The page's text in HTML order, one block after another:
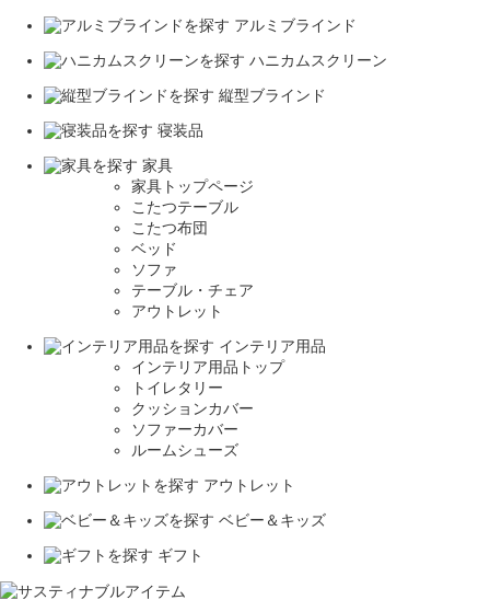
アルミブラインド
ハニカムスクリーン
縦型ブラインド
寝装品
家具
家具トップページ
こたつテーブル
こたつ布団
ベッド
ソファ
テーブル・チェア
アウトレット
インテリア用品
インテリア用品トップ
トイレタリー
クッションカバー
ソファーカバー
ルームシューズ
アウトレット
ベビー＆キッズ
ギフト